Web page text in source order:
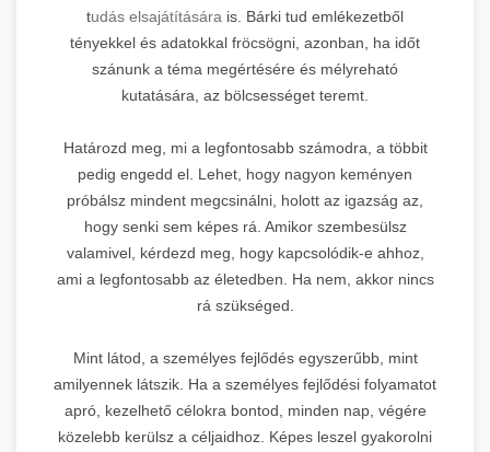
tudás elsajátítására is. Bárki tud emlékezetből
tényekkel és adatokkal fröcsögni, azonban, ha időt
szánunk a téma megértésére és mélyreható
kutatására, az bölcsességet teremt.
Határozd meg, mi a legfontosabb számodra, a többit
pedig engedd el. Lehet, hogy nagyon keményen
próbálsz mindent megcsinálni, holott az igazság az,
hogy senki sem képes rá. Amikor szembesülsz
valamivel, kérdezd meg, hogy kapcsolódik-e ahhoz,
ami a legfontosabb az életedben. Ha nem, akkor nincs
rá szükséged.
Mint látod, a személyes fejlődés egyszerűbb, mint
amilyennek látszik. Ha a személyes fejlődési folyamatot
apró, kezelhető célokra bontod, minden nap, végére
közelebb kerülsz a céljaidhoz. Képes leszel gyakorolni